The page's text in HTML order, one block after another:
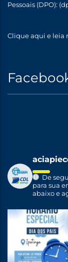
Pessoais (DPO):
Clique aqui e leia
De
para sua
abaixo e